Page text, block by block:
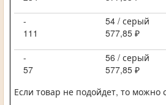
-
54 / серый
111
577,85 ₽
-
56 / серый
57
577,85 ₽
Если товар не подойдет, то можно